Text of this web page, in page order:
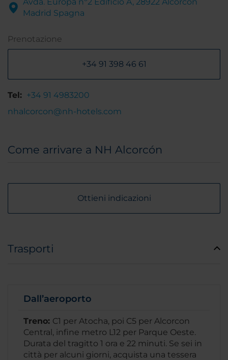
Madrid Spagna
Prenotazione
+34 91 398 46 61
Tel: +34 91 4983200
nhalcorcon@nh-hotels.com
Come arrivare a NH Alcorcón
Ottieni indicazioni
Trasporti
Dall’aeroporto
Treno: C1 per Atocha, poi C5 per Alcorcon
Central, infine metro L12 per Parque Oeste.
Durata del tragitto 1 ora e 22 minuti. Se sei in
città per alcuni giorni, acquista una tessera